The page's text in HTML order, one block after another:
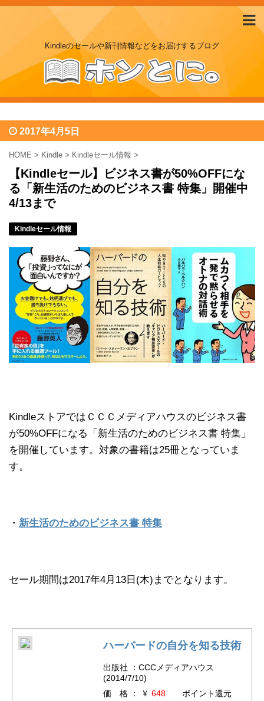
Kindleのセールや新刊情報などをお届けするブログ
2017年4月5日
HOME > Kindle > Kindleセール情報 >
【Kindleセール】ビジネス書が50%OFFにな
る「新生活のためのビジネス書 特集」開催中
4/13まで
Kindleセール情報
KindleストアではＣＣＣメディアハウスのビジネス書
が50%OFFになる「新生活のためのビジネス書 特集」
を開催しています。対象の書籍は25冊となっていま
す。
・ 新生活のためのビジネス書 特集
セール期間は2017年4月13日(木)までとなります。
ハーバードの自分を知る技術
出版社 ：CCCメディアハウス
(2014/7/10)
価 格 ： ￥ 648ポイント還元